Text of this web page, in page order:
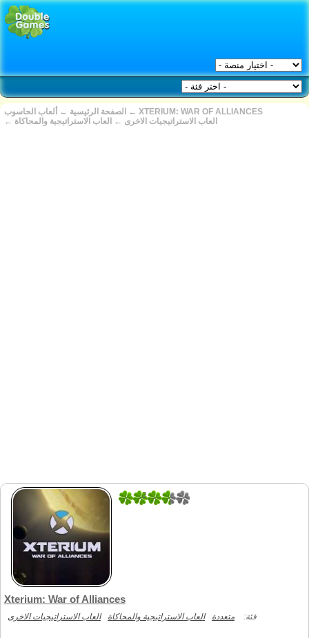
الصفحة الرئيسية ← ألعاب الحاسوب ← XTERIUM: WAR OF ALLIANCES
←
العاب الاستراتيجيات الاخرى ← العاب الاستراتيجية والمحاكاة
2
Xterium: War of Alliances
فئة: متعددة العاب الاستراتيجية والمحاكاة العاب الاستراتيجيات الاخرى